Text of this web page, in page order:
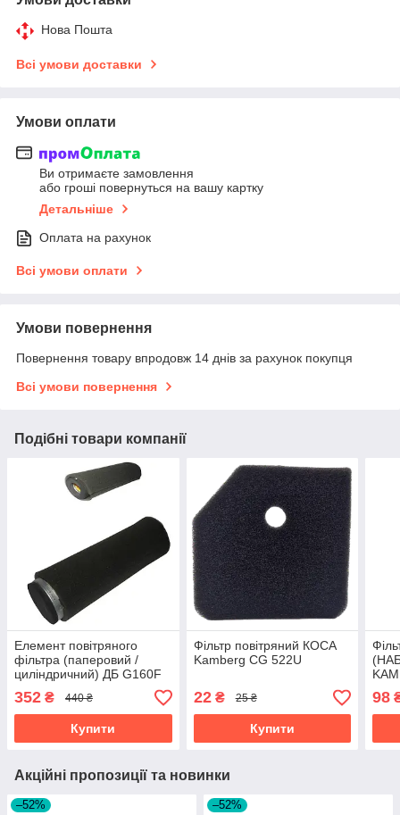
Нова Пошта
Всі умови доставки
Умови оплати
Ви отримаєте замовлення
або гроші повернуться на вашу картку
Детальніше
Оплата на рахунок
Всі умови оплати
Умови повернення
Повернення товару впродовж 14 днів за рахунок покупця
Всі умови повернення
Подібні товари компанії
Елемент повітряного
фільтра (паперовий /
циліндричний) ДБ G160F
352 ₴ 440 ₴
Купити
Фільтр повітряний КОСА
Kamberg CG 522U
22₴ 25 ₴
Купити
98
Акційні пропозиції та новинки
–52% –52%